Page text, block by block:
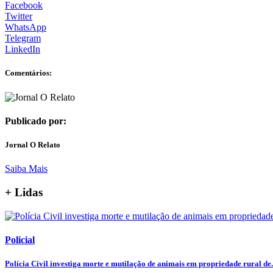
Facebook
Twitter
WhatsApp
Telegram
LinkedIn
Comentários:
Publicado por:
Jornal O Relato
Saiba Mais
+ Lidas
Policial
Polícia Civil investiga morte e mutilação de animais em propriedade rural